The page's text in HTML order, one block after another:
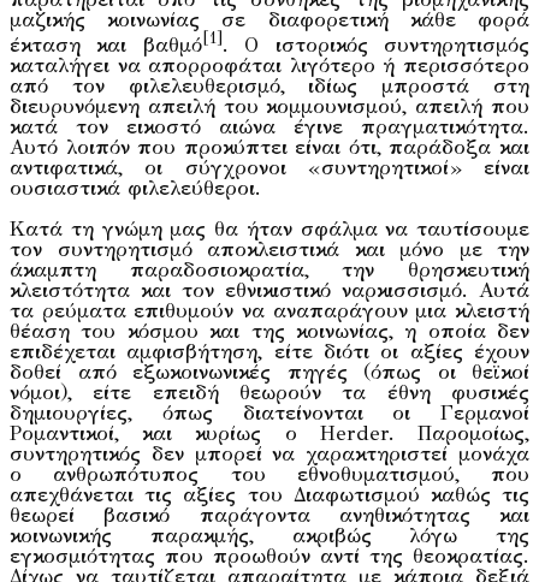
μαζικής κοινωνίας σε διαφορετική κάθε φορά
έκταση και βαθμό[1]. Ο ιστορικός συντηρητισμός
καταλήγει να απορροφάται λιγότερο ή περισσότερο
από τον φιλελευθερισμό, ιδίως μπροστά στη
διευρυνόμενη απειλή του κομμουνισμού, απειλή που
κατά τον εικοστό αιώνα έγινε πραγματικότητα.
Αυτό λοιπόν που προκύπτει είναι ότι, παράδοξα και
αντιφατικά, οι σύγχρονοι «συντηρητικοί» είναι
ουσιαστικά φιλελεύθεροι.
Κατά τη γνώμη μας θα ήταν σφάλμα να ταυτίσουμε
τον συντηρητισμό αποκλειστικά και μόνο με την
άκαμπτη παραδοσιοκρατία, την θρησκευτική
κλειστότητα και τον εθνικιστικό ναρκισσισμό. Αυτά
τα ρεύματα επιθυμούν να αναπαράγουν μια κλειστή
θέαση του κόσμου και της κοινωνίας, η οποία δεν
επιδέχεται αμφισβήτηση, είτε διότι οι αξίες έχουν
δοθεί από εξωκοινωνικές πηγές (όπως οι θεϊκοί
νόμοι), είτε επειδή θεωρούν τα έθνη φυσικές
δημιουργίες, όπως διατείνονται οι Γερμανοί
Ρομαντικοί, και κυρίως ο Herder. Παρομοίως,
συντηρητικός δεν μπορεί να χαρακτηριστεί μονάχα
ο ανθρωπότυπος του εθνοθυματισμού, που
απεχθάνεται τις αξίες του Διαφωτισμού καθώς τις
θεωρεί βασικό παράγοντα ανηθικότητας και
κοινωνικής παρακμής, ακριβώς λόγω της
εγκοσμιότητας που προωθούν αντί της θεοκρατίας.
Δίχως να ταυτίζεται απαραίτητα με κάποια δεξιά